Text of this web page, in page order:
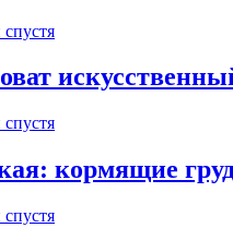
кормящие